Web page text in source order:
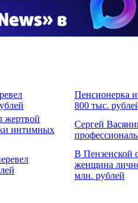
Пенсионерка
800 тыс.
жертвой
интимных
Сергей
В Пензенской
женщина
млн. рублей